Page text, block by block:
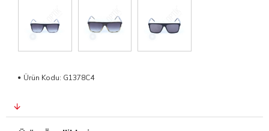
Ürün Kodu: G1378C4